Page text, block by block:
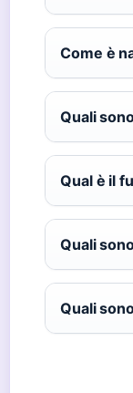
Come è
Quali
Qual è il
Quali
Quali